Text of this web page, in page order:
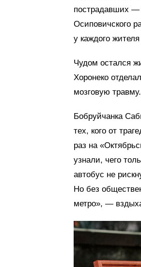
пострадавших —
Осиповичского
у каждого
Чудом остался
Хоронеко
мозговую травму.
Бобруйчанка
тех, кого от
раз на
узнали, чего
автобус не
Но без
метро», —